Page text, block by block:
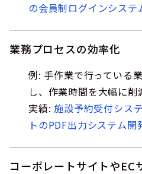
の会員制ログインシステ
業務プロセスの効率化
例: 手作業で行っている
し、作業時間を大幅に削
実績:施設予約受付シス
トのPDF出力システム開
コーポレートサイトやEC